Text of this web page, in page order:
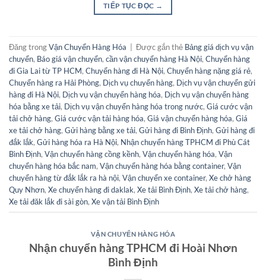
TIẾP TỤC ĐỌC →
Đăng trongVận Chuyển Hàng Hóa | Được gắn thẻ Bảng giá dịch vụ vận
chuyển, Báo giá vận chuyển, cần vận chuyển hàng Hà Nội, Chuyển hàng
đi Gia Lai từ TP HCM, Chuyển hàng đi Hà Nội, Chuyển hàng nặng giá rẻ,
Chuyển hàng ra Hải Phòng, Dịch vụ chuyển hàng, Dịch vụ vận chuyển gửi
hàng đi Hà Nội, Dịch vụ vận chuyển hàng hóa, Dịch vụ vận chuyển hàng
hóa bằng xe tải, Dịch vụ vận chuyển hàng hóa trong nước, Giá cước vận
tải chở hàng, Giá cước vận tải hàng hóa, Giá vận chuyển hàng hóa, Giá
xe tải chở hàng, Gửi hàng bằng xe tải, Gửi hàng đi Bình Định, Gửi hàng đi
đắk lắk, Gửi hàng hóa ra Hà Nội, Nhận chuyển hàng TPHCM đi Phù Cát
Bình Định, Vận chuyển hàng cồng kềnh, Vận chuyển hàng hóa, Vận
chuyển hàng hóa bắc nam, Vận chuyển hàng hóa bằng container, Vận
chuyển hàng từ đắk lắk ra hà nội, Vận chuyển xe container, Xe chở hàng
Quy Nhơn, Xe chuyển hàng đi daklak, Xe tải Bình Định, Xe tải chở hàng,
Xe tải đăk lắk đi sài gòn, Xe vận tải Bình Định
VẬN CHUYỂN HÀNG HÓA
Nhận chuyển hàng TPHCM đi Hoài Nhơn
Bình Định